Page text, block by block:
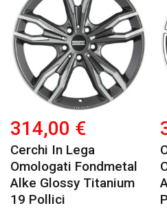
314,00 €
Cerchi In Lega
Omologati Fondmetal
Alke Glossy Titanium
19 Pollici